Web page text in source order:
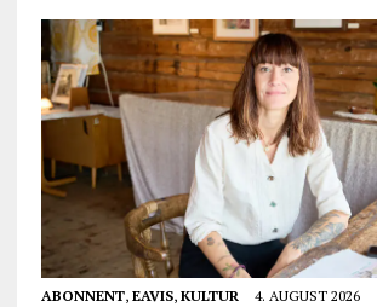
ABONNENT, EAVIS, KULTUR 4. AUGUST 2026